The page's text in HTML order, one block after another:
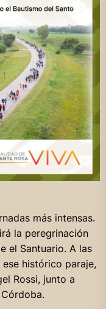
más intensas.
la peregrinación
el Santuario. A las
ese histórico paraje,
Rossi, junto a